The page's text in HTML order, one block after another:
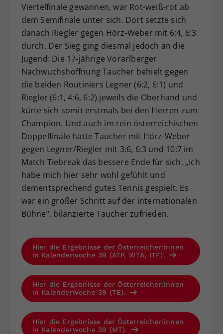
Viertelfinale gewannen, war Rot-weiß-rot ab
dem Semifinale unter sich. Dort setzte sich
danach Riegler gegen Hörz-Weber mit 6:4, 6:3
durch. Der Sieg ging diesmal jedoch an die
Jugend: Die 17-jährige Vorarlberger
Nachwuchshoffnung Taucher behielt gegen
die beiden Routiniers Legner (6:2, 6:1) und
Riegler (6:1, 4:6, 6:2) jeweils die Oberhand und
kürte sich somit erstmals bei den Herren zum
Champion. Und auch im rein österreichischen
Doppelfinale hatte Taucher mit Hörz-Weber
gegen Legner/Riegler mit 3:6, 6:3 und 10:7 im
Match Tiebreak das bessere Ende für sich. „Ich
habe mich hier sehr wohl gefühlt und
dementsprechend gutes Tennis gespielt. Es
war ein großer Schritt auf der internationalen
Bühne“, bilanzierte Taucher zufrieden.
Hier die Ergebnisse der Österreicher:innen
in Kalenderwoche 39 (ATP, WTA, ITF).
Hier die Ergebnisse der Österreicher:innen
in Kalenderwoche 39 (TE).
Hier die Ergebnisse der Österreicher:innen
in Kalenderwoche 39 (MT).